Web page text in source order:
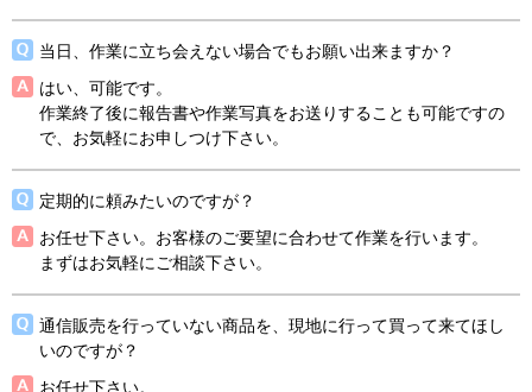
当日、作業に立ち会えない場合でもお願い出来ますか？
はい、可能です。
作業終了後に報告書や作業写真をお送りすることも可能ですの
で、お気軽にお申しつけ下さい。
定期的に頼みたいのですが？
お任せ下さい。お客様のご要望に合わせて作業を行います。
まずはお気軽にご相談下さい。
通信販売を行っていない商品を、現地に行って買って来てほし
いのですが？
お任せ下さい。